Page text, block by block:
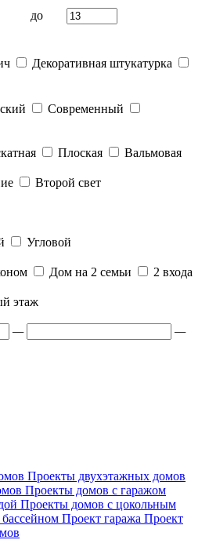
до
Декоративная штукатурка
Современный
Плоская
Вальмовая
Второй свет
Угловой
Дом на 2 семьи
2 входа
этаж
—
—
Проекты двухэтажных домов
Проекты домов с гаражом
Проекты домов с цокольным
Проект гаража Проект